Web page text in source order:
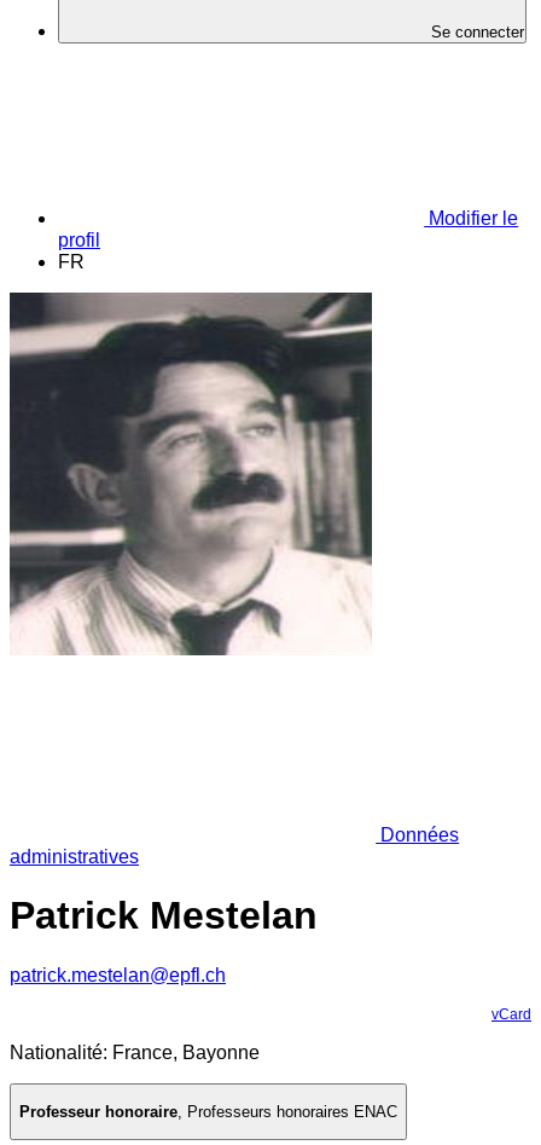
Se connecter
Modifier le
profil
FR
Données
administratives
Patrick Mestelan
patrick.mestelan@epfl.ch
vCard
Nationalité: France, Bayonne
Professeur honoraire, Professeurs honoraires ENAC